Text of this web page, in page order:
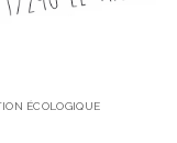
ÉCOLOGIQUE